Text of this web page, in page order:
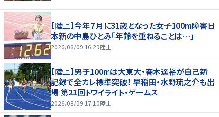
【陸上】今年７月に31歳となった女子100m障害日
本新の中島ひとみ「年齢を重ねることは…」
2026/08/09 16:29陸上
【陸上】男子100mは大東大・春木達裕が自己新
記録で全カレ標準突破！ 早稲田・水野琉之介も出
場 第21回トワイライト・ゲームス
2026/08/09 17:10陸上